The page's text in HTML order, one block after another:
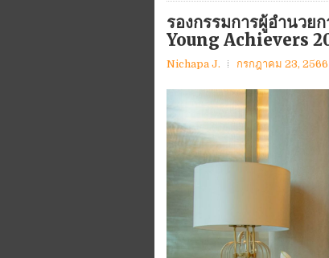
รองกรรมการผู้อำนวย
Young Achievers
Nichapa J. กรกฎาคม 23, 2566